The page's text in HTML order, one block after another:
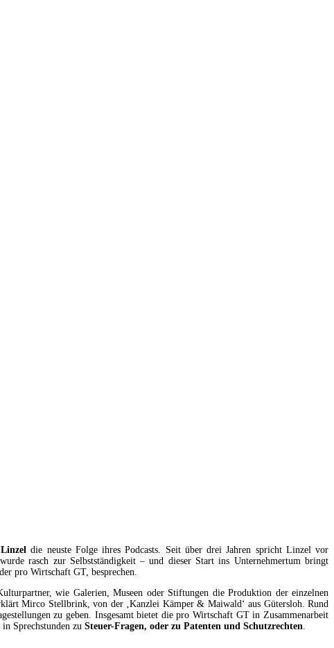
die neuste Folge ihres Podcasts. Seit über drei Jahren spricht Linzel vor
rasch zur Selbstständigkeit – und dieser Start ins Unternehmertum bringt
pro Wirtschaft GT, besprechen.
wie Galerien, Museen oder Stiftungen die Produktion der einzelnen
Mirco Stellbrink, von der ‚Kanzlei Kämper & Maiwald‘ aus Gütersloh. Rund
zu geben. Insgesamt bietet die pro Wirtschaft GT in Zusammenarbeit
Sprechstunden zu Steuer-Fragen, oder zu Patenten und Schutzrechten